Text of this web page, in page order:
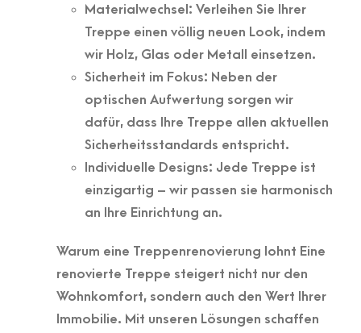
Materialwechsel: Verleihen Sie Ihrer
Treppe einen völlig neuen Look, indem
wir Holz, Glas oder Metall einsetzen.
Sicherheit im Fokus: Neben der
optischen Aufwertung sorgen wir
dafür, dass Ihre Treppe allen aktuellen
Sicherheitsstandards entspricht.
Individuelle Designs: Jede Treppe ist
einzigartig – wir passen sie harmonisch
an Ihre Einrichtung an.
Warum eine Treppenrenovierung lohnt Eine
renovierte Treppe steigert nicht nur den
Wohnkomfort, sondern auch den Wert Ihrer
Immobilie. Mit unseren Lösungen schaffen